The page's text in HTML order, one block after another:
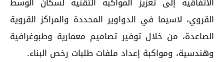
القروي، لاسيما في الدواوير المحددة والمراكز القروية
الصاعدة، من خلال توفير تصاميم معمارية وطبوغرافية
وهندسية، ومواكبة إعداد ملفات طلبات رخص البناء.